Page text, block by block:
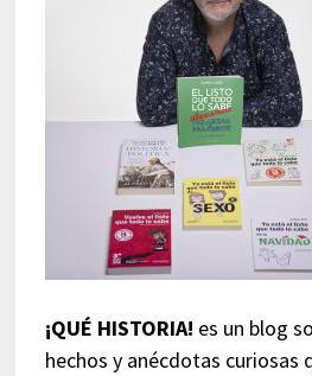
¡QUÉ HISTORIA! es un blog
hechos y anécdotas curiosas